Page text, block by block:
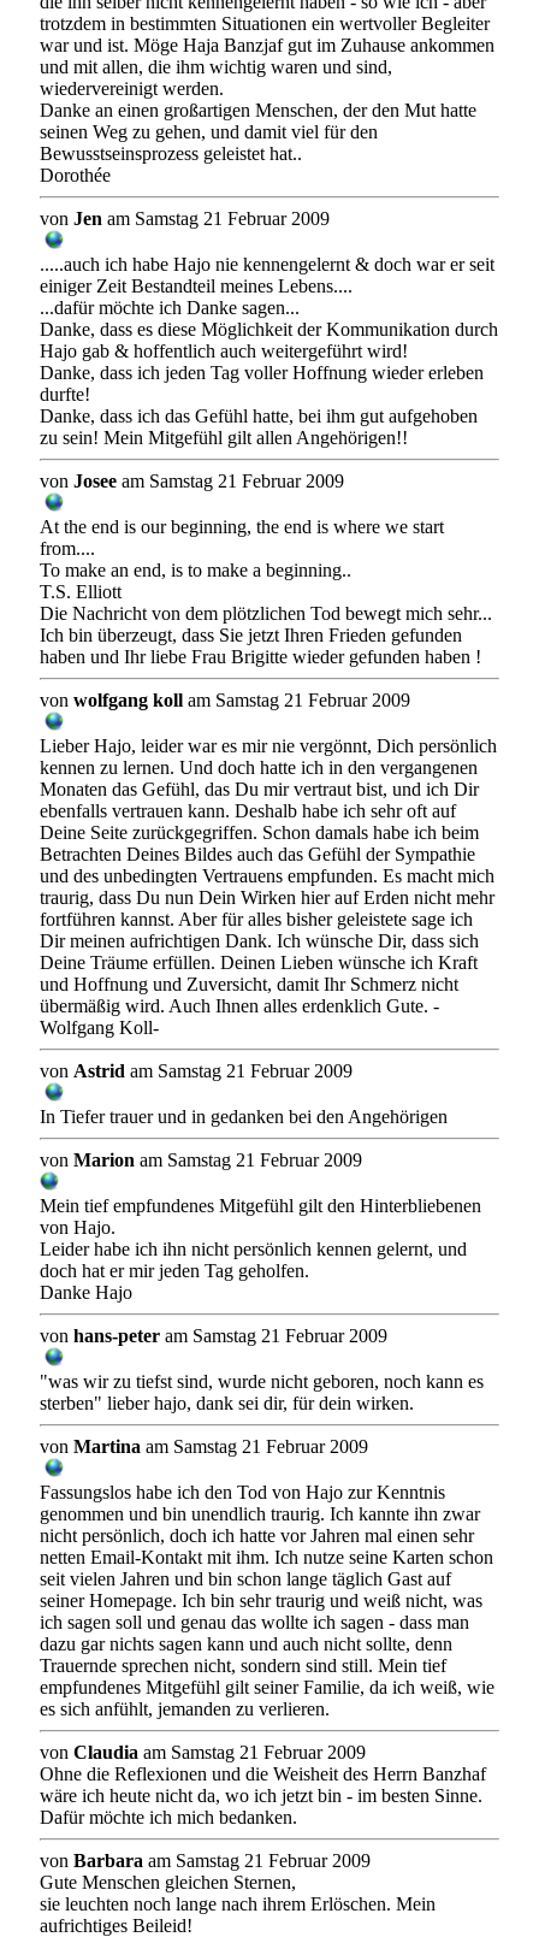
trotzdem in bestimmten Situationen ein wertvoller Begleiter
war und ist. Möge Haja Banzjaf gut im Zuhause ankommen
und mit allen, die ihm wichtig waren und sind,
wiedervereinigt werden.
Danke an einen großartigen Menschen, der den Mut hatte
seinen Weg zu gehen, und damit viel für den
Bewusstseinsprozess geleistet hat..
Dorothée
von Jen am Samstag 21 Februar 2009
.....auch ich habe Hajo nie kennengelernt & doch war er seit
einiger Zeit Bestandteil meines Lebens....
...dafür möchte ich Danke sagen...
Danke, dass es diese Möglichkeit der Kommunikation durch
Hajo gab & hoffentlich auch weitergeführt wird!
Danke, dass ich jeden Tag voller Hoffnung wieder erleben
durfte!
Danke, dass ich das Gefühl hatte, bei ihm gut aufgehoben
zu sein! Mein Mitgefühl gilt allen Angehörigen!!
von Josee am Samstag 21 Februar 2009
At the end is our beginning, the end is where we start
from....
To make an end, is to make a beginning..
T.S. Elliott
Die Nachricht von dem plötzlichen Tod bewegt mich sehr...
Ich bin überzeugt, dass Sie jetzt Ihren Frieden gefunden
haben und Ihr liebe Frau Brigitte wieder gefunden haben !
von wolfgang koll am Samstag 21 Februar 2009
Lieber Hajo, leider war es mir nie vergönnt, Dich persönlich
kennen zu lernen. Und doch hatte ich in den vergangenen
Monaten das Gefühl, das Du mir vertraut bist, und ich Dir
ebenfalls vertrauen kann. Deshalb habe ich sehr oft auf
Deine Seite zurückgegriffen. Schon damals habe ich beim
Betrachten Deines Bildes auch das Gefühl der Sympathie
und des unbedingten Vertrauens empfunden. Es macht mich
traurig, dass Du nun Dein Wirken hier auf Erden nicht mehr
fortführen kannst. Aber für alles bisher geleistete sage ich
Dir meinen aufrichtigen Dank. Ich wünsche Dir, dass sich
Deine Träume erfüllen. Deinen Lieben wünsche ich Kraft
und Hoffnung und Zuversicht, damit Ihr Schmerz nicht
übermäßig wird. Auch Ihnen alles erdenklich Gute. -
Wolfgang Koll-
von Astrid am Samstag 21 Februar 2009
In Tiefer trauer und in gedanken bei den Angehörigen
von Marion am Samstag 21 Februar 2009
Mein tief empfundenes Mitgefühl gilt den Hinterbliebenen
von Hajo.
Leider habe ich ihn nicht persönlich kennen gelernt, und
doch hat er mir jeden Tag geholfen.
Danke Hajo
von hans-peter am Samstag 21 Februar 2009
"was wir zu tiefst sind, wurde nicht geboren, noch kann es
sterben" lieber hajo, dank sei dir, für dein wirken.
von Martina am Samstag 21 Februar 2009
Fassungslos habe ich den Tod von Hajo zur Kenntnis
genommen und bin unendlich traurig. Ich kannte ihn zwar
nicht persönlich, doch ich hatte vor Jahren mal einen sehr
netten Email-Kontakt mit ihm. Ich nutze seine Karten schon
seit vielen Jahren und bin schon lange täglich Gast auf
seiner Homepage. Ich bin sehr traurig und weiß nicht, was
ich sagen soll und genau das wollte ich sagen - dass man
dazu gar nichts sagen kann und auch nicht sollte, denn
Trauernde sprechen nicht, sondern sind still. Mein tief
empfundenes Mitgefühl gilt seiner Familie, da ich weiß, wie
es sich anfühlt, jemanden zu verlieren.
von Claudia am Samstag 21 Februar 2009
Ohne die Reflexionen und die Weisheit des Herrn Banzhaf
wäre ich heute nicht da, wo ich jetzt bin - im besten Sinne.
Dafür möchte ich mich bedanken.
von Barbara am Samstag 21 Februar 2009
Gute Menschen gleichen Sternen,
sie leuchten noch lange nach ihrem Erlöschen. Mein
aufrichtiges Beileid!